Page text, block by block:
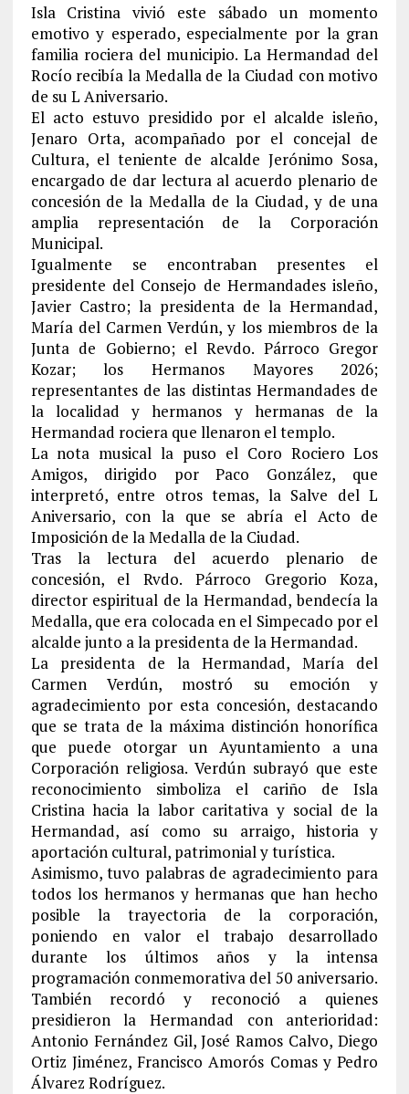
Isla Cristina vivió este sábado un momento
emotivo y esperado, especialmente por la gran
familia rociera del municipio. La Hermandad del
Rocío recibía la Medalla de la Ciudad con motivo
de su L Aniversario.
El acto estuvo presidido por el alcalde isleño,
Jenaro Orta, acompañado por el concejal de
Cultura, el teniente de alcalde Jerónimo Sosa,
encargado de dar lectura al acuerdo plenario de
concesión de la Medalla de la Ciudad, y de una
amplia representación de la Corporación
Municipal.
Igualmente se encontraban presentes el
presidente del Consejo de Hermandades isleño,
Javier Castro; la presidenta de la Hermandad,
María del Carmen Verdún, y los miembros de la
Junta de Gobierno; el Revdo. Párroco Gregor
Kozar; los Hermanos Mayores 2026;
representantes de las distintas Hermandades de
la localidad y hermanos y hermanas de la
Hermandad rociera que llenaron el templo.
La nota musical la puso el Coro Rociero Los
Amigos, dirigido por Paco González, que
interpretó, entre otros temas, la Salve del L
Aniversario, con la que se abría el Acto de
Imposición de la Medalla de la Ciudad.
Tras la lectura del acuerdo plenario de
concesión, el Rvdo. Párroco Gregorio Koza,
director espiritual de la Hermandad, bendecía la
Medalla, que era colocada en el Simpecado por el
alcalde junto a la presidenta de la Hermandad.
La presidenta de la Hermandad, María del
Carmen Verdún, mostró su emoción y
agradecimiento por esta concesión, destacando
que se trata de la máxima distinción honorífica
que puede otorgar un Ayuntamiento a una
Corporación religiosa. Verdún subrayó que este
reconocimiento simboliza el cariño de Isla
Cristina hacia la labor caritativa y social de la
Hermandad, así como su arraigo, historia y
aportación cultural, patrimonial y turística.
Asimismo, tuvo palabras de agradecimiento para
todos los hermanos y hermanas que han hecho
posible la trayectoria de la corporación,
poniendo en valor el trabajo desarrollado
durante los últimos años y la intensa
programación conmemorativa del 50 aniversario.
También recordó y reconoció a quienes
presidieron la Hermandad con anterioridad:
Antonio Fernández Gil, José Ramos Calvo, Diego
Ortiz Jiménez, Francisco Amorós Comas y Pedro
Álvarez Rodríguez.